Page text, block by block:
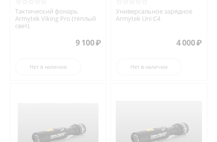
Тактический фонарь
Armytek Viking Pro (тёплый
свет)
9 100₽
Нет в наличии
Универсальное зарядное
Armytek Uni C4
4 000₽
Нет в наличии